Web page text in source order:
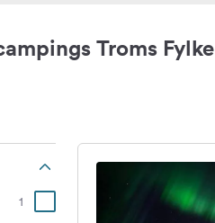
Troms Fylke
1